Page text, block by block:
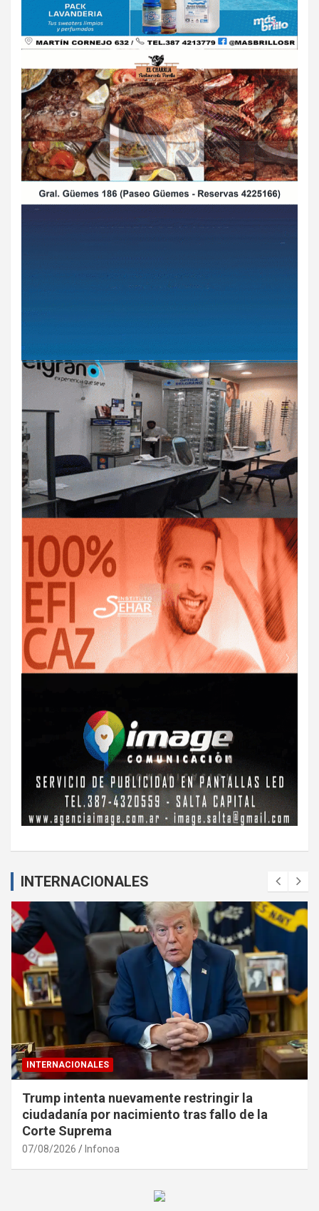
INTERNACIONALES
INTERNACIONALES
Trump intenta nuevamente restringir la
ciudadanía por nacimiento tras fallo de la
Corte Suprema
07/08/2026 Infonoa